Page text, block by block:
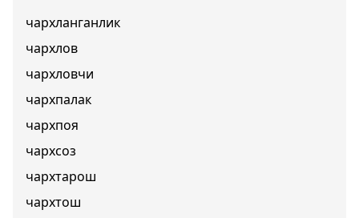
чархланганлик
чархлов
чархловчи
чархпалак
чархпоя
чархсоз
чархтарош
чархтош